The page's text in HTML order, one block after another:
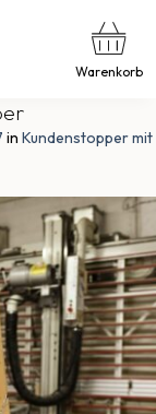
Warenkorb
in Kundenstopper mit